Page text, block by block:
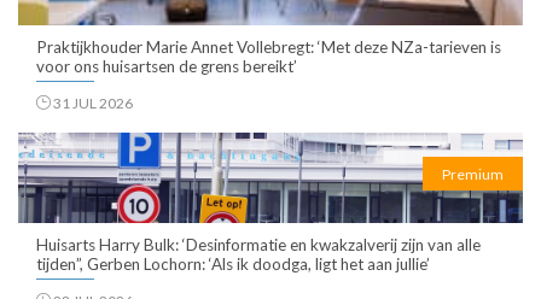
Praktijkhouder Marie Annet Vollebregt: ‘Met deze NZa-tarieven is
voor ons huisartsen de grens bereikt’
31 JUL 2026
Premium
Huisarts Harry Bulk: ‘Desinformatie en kwakzalverij zijn van alle
tijden”, Gerben Lochorn: ‘Als ik doodga, ligt het aan jullie’